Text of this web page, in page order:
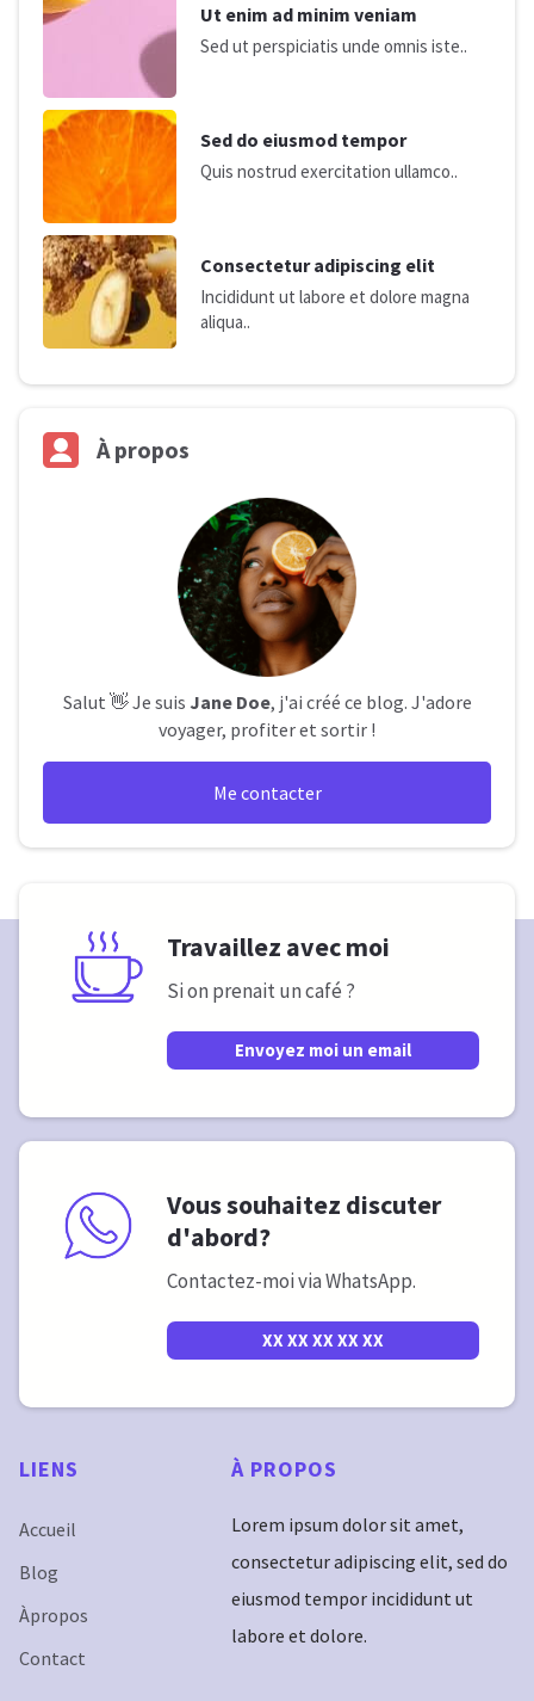
Ut enim ad minim veniam
Sed ut perspiciatis unde omnis iste..
Sed do eiusmod tempor
Quis nostrud exercitation ullamco..
Consectetur adipiscing elit
Incididunt ut labore et dolore magna
aliqua..
À propos
Salut 👋 Je suis Jane Doe, j'ai créé ce blog. J'adore
voyager, profiter et sortir !
Me contacter
Travaillez avec moi
Si on prenait un café ?
Envoyez moi un email
Vous souhaitez discuter
d'abord?
Contactez-moi via WhatsApp.
XX XX XX XX XX
LIENS
Accueil
Blog
Àpropos
Contact
ÀPROPOS
Lorem ipsum dolor sit amet,
consectetur adipiscing elit, sed do
eiusmod tempor incididunt ut
labore et dolore.